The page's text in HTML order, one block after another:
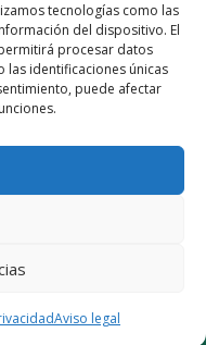
tecnologías como las
del dispositivo. El
procesar datos
identificaciones únicas
puede afectar
Aviso legal
Creativo